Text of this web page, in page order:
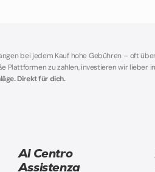
bei jedem Kauf hohe Gebühren – oft
Plattformen zu zahlen, investieren wir lieber in
Direkt für dich.
Al Centro
Assistenza